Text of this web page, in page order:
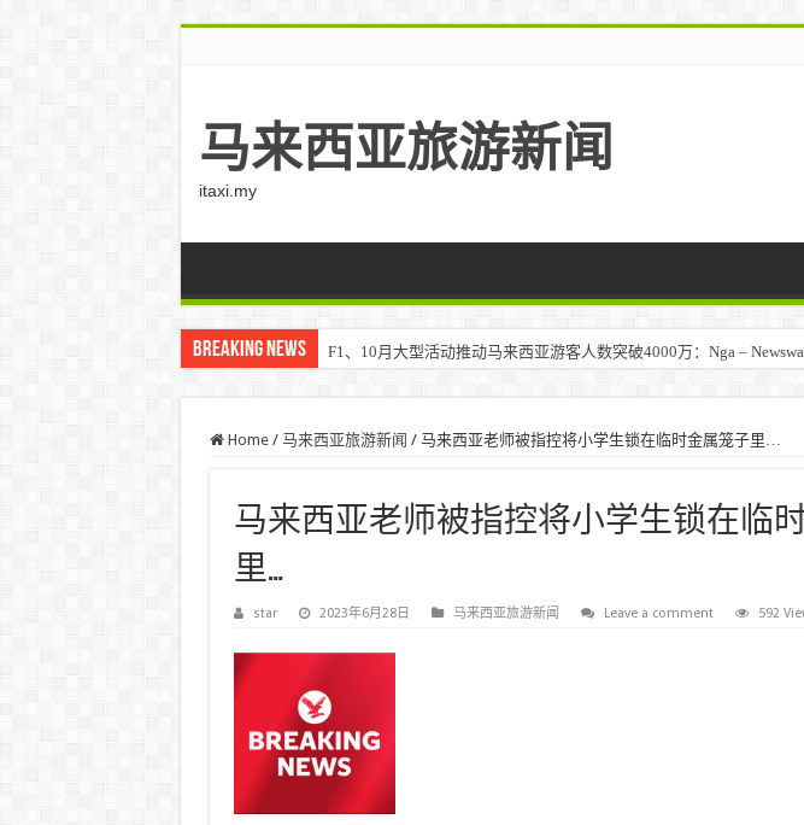
马来西亚旅游新闻
itaxi.my
Breaking News F1、10月大型活动推动马来西亚游客人数突破4000万：Nga –
Home / 马来西亚旅游新闻 / 马来西亚老师被指控将小学生锁在临时金属笼子里…
马来西亚老师被指控将小学生锁在临
里…
star 2023年6月28日 马来西亚旅游新闻 Leave a comment 592